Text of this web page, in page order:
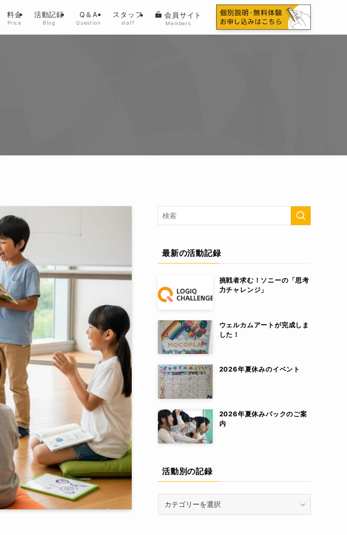
料金
Price
活動記録
Blog
Q＆A
Question
スタッフ
staff
会員サイト
Members
最新の活動記録
挑戦者求む！ソニーの「思考
力チャレンジ」
ウェルカムアートが完成しま
した！
2026年夏休みのイベント
2026年夏休みパックのご案
内
活動別の記録